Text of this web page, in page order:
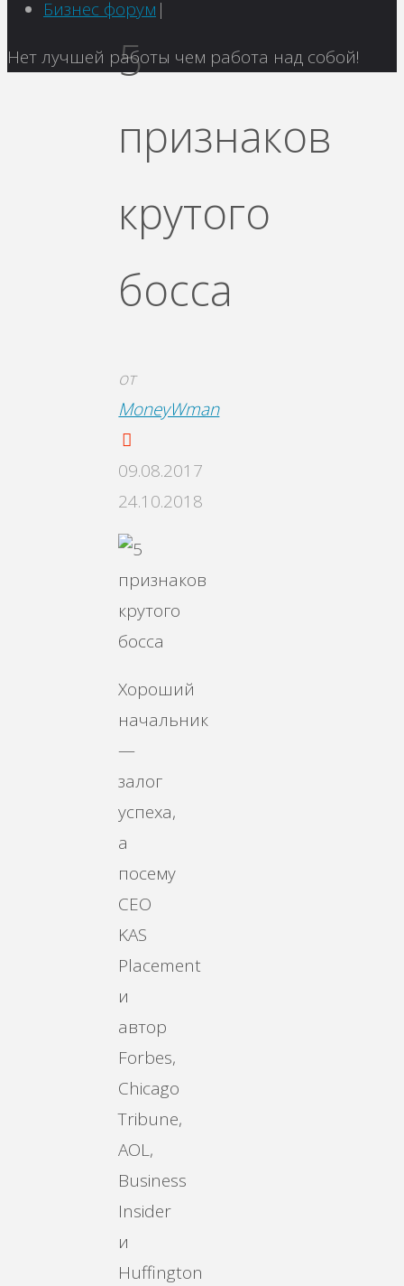
5
признаков
крутого
босса
от
MoneyWman
09.08.2017
24.10.2018
Хороший
начальник
—
залог
успеха,
а
посему
CEO
KAS
Placement
и
автор
Forbes,
Chicago
Tribune,
AOL,
Business
Insider
и
Huffington
Бизнес форум |
Вернуться
Нет лучшей работы чем работа над собой!